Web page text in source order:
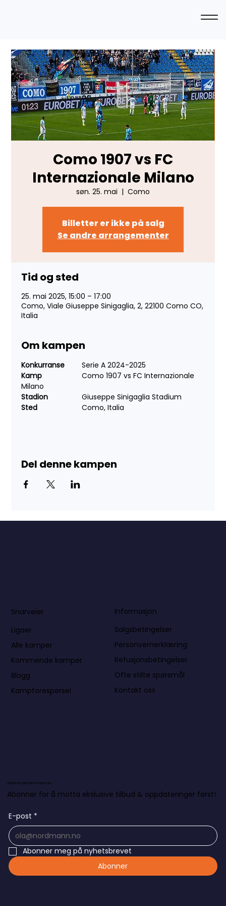
Como 1907 vs FC
Internazionale Milano
søn. 25. mai
  |
Como
Billetter er ikke på salg
Se andre arrangementer
Tid og sted
25. mai 2025, 15:00 – 17:00
Como, Viale Giuseppe Sinigaglia, 2, 22100 Como CO,
Italia
Om kampen
Konkurranse Serie A 2024-2025
Kamp Como 1907 vs FC Internazionale
Milano
Stadion Giuseppe Sinigaglia Stadium
Sted Como, Italia
Del denne kampen
Snarveier
Ligaer
Alle kamper
Kommende kamper
Blogg
Kampforespørsel
Informasjon
Salgsbetingelser
Personvernerklæring
Refusjonsbetingelser
Ofte stilte spørsmål
Kontakt oss
Abonner på nyhetsbrevet
Abonner for å motta ekslusive tilbud & oppdateringer først!
E-post *
Abonner meg på nyhetsbrevet
Abonner